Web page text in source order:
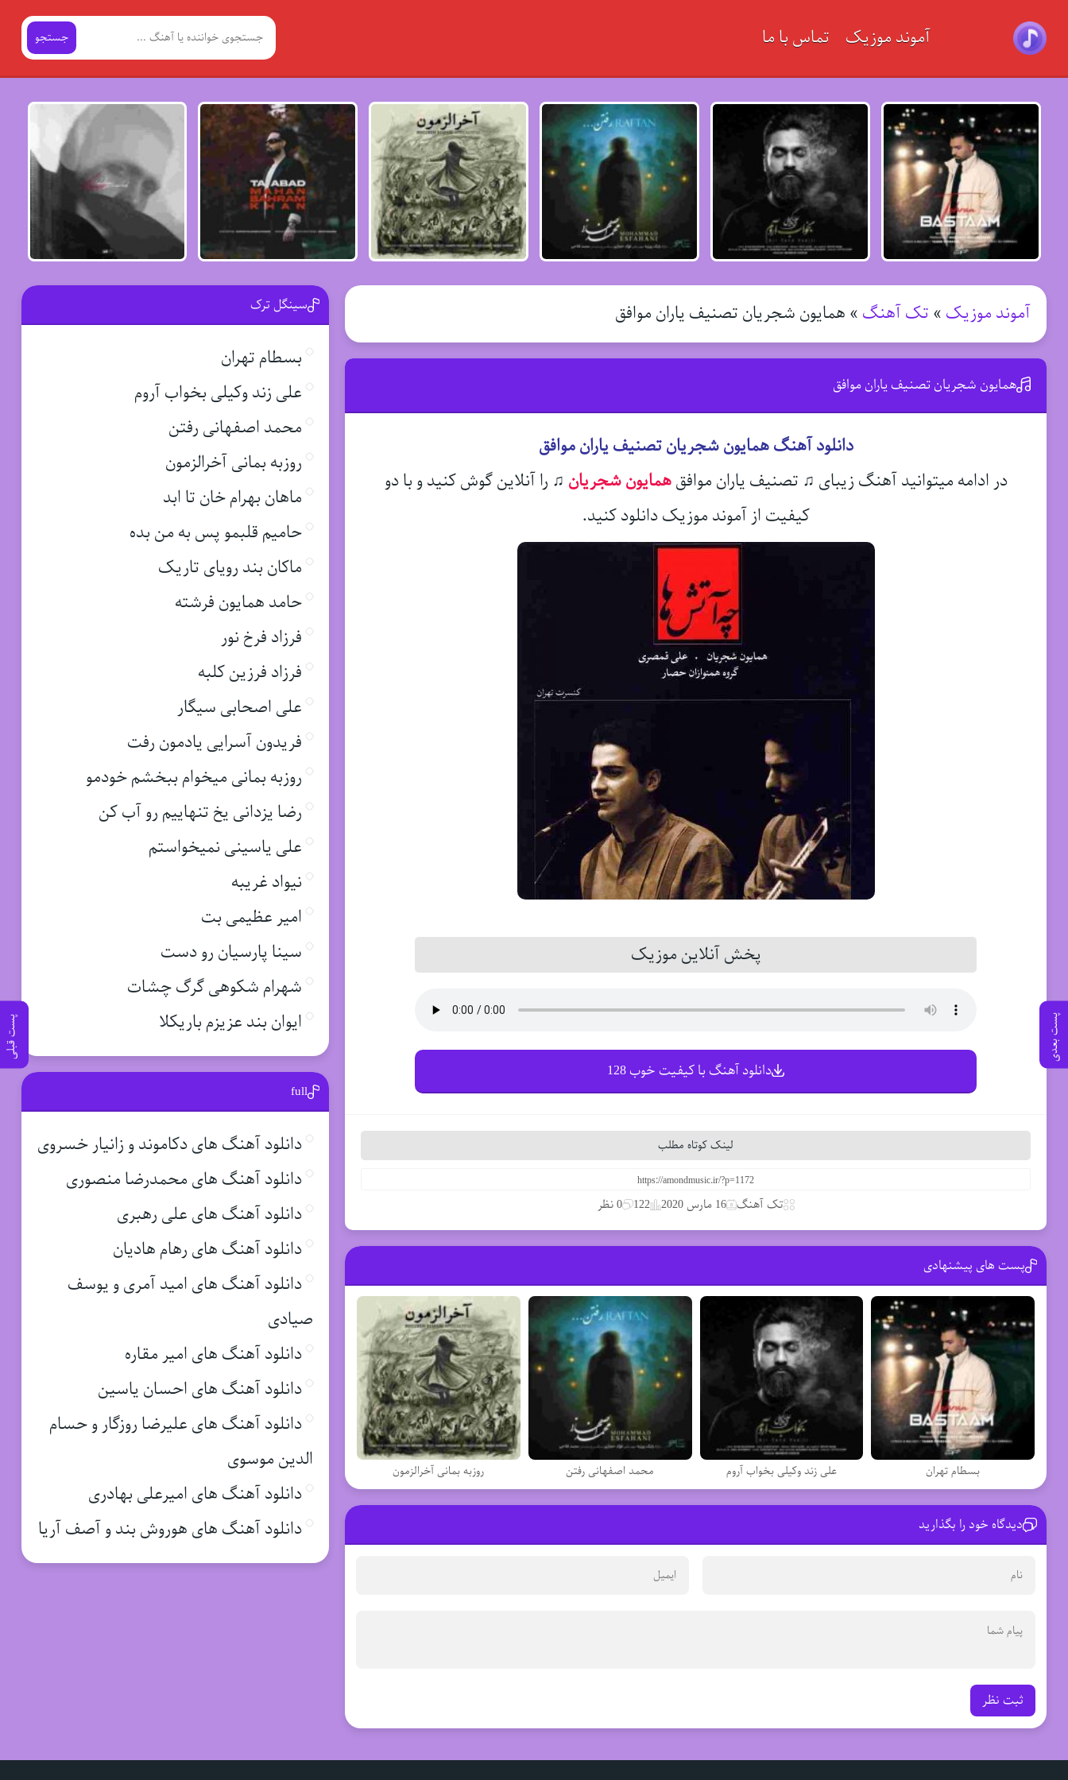
آموند موزیک تماس با ما جستجو
آموند موزیک » تک آهنگ » همایون شجریان تصنیف یاران موافق
پست بعدی پست قبلی
همایون شجریان تصنیف یاران موافق
دانلود آهنگ همایون شجریان تصنیف یاران موافق
در ادامه میتوانید آهنگ زیبای ♫ تصنیف یاران موافقهمایون شجریان ♫ را آنلاین گوش کنید و با دو
کیفیت از آموند موزیک دانلود کنید.
پخش آنلاین موزیک
دانلود آهنگ با کیفیت خوب 128
لینک کوتاه مطلب
تک آهنگ 16 مارس 2020 122 0 نظر
پست های پیشنهادی
بسطام تهران علی زند وکیلی بخواب آروم محمد اصفهانی رفتن روزبه بمانی آخرالزمون
دیدگاه خود را بگذارید
ثبت نظر
سینگل ترک
بسطام تهران
علی زند وکیلی بخواب آروم
محمد اصفهانی رفتن
روزبه بمانی آخرالزمون
ماهان بهرام خان تا ابد
حامیم قلبمو پس به من بده
ماکان بند رویای تاریک
حامد همایون فرشته
فرزاد فرخ نور
فرزاد فرزین کلبه
علی اصحابی سیگار
فریدون آسرایی یادمون رفت
روزبه بمانی میخوام ببخشم خودمو
رضا یزدانی یخ تنهاییم رو آب کن
علی یاسینی نمیخواستم
نیواد غریبه
امیر عظیمی بت
سینا پارسیان رو دست
شهرام شکوهی گرگ چشات
ایوان بند عزیزم باریکلا
full
دانلود آهنگ های دکاموند و زانیار خسروی
دانلود آهنگ های محمدرضا منصوری
دانلود آهنگ های علی رهبری
دانلود آهنگ های رهام هادیان
دانلود آهنگ های امید آمری و یوسف
صیادی
دانلود آهنگ های امیر مقاره
دانلود آهنگ های احسان یاسین
دانلود آهنگ های علیرضا روزگار و حسام
الدین موسوی
دانلود آهنگ های امیرعلی بهادری
دانلود آهنگ های هوروش بند و آصف آریا